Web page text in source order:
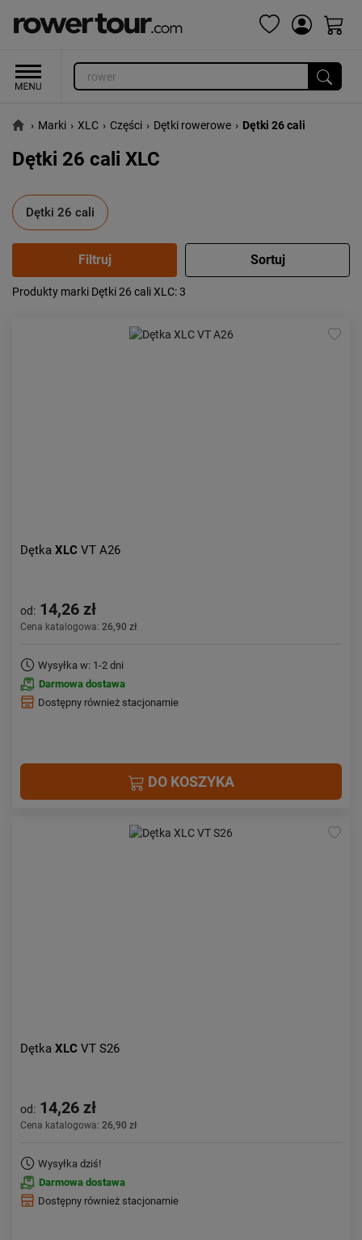
› Marki › XLC › Części › Dętki rowerowe › Dętki 26 cali
Dętki 26 cali XLC
Dętki 26 cali
Popularność:
od najwyższej
Produkty marki Dętki 26 cali XLC: 3
Dętka XLC VT A26
od: 14,26 zł
Cena katalogowa: 26,90 zł
Wysyłka w: 1-2 dni
Darmowa dostawa
Dostępny również stacjonarnie
DO KOSZYKA
Dętka XLC VT S26
od: 14,26 zł
Cena katalogowa: 26,90 zł
Wysyłka dziś!
Darmowa dostawa
Dostępny również stacjonarnie